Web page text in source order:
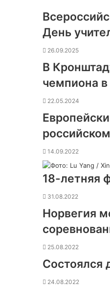
День
26.09.2025
В
чемпиона
22.05.2024
14.09.2022
18-летняя
31.08.2022
Норвегия
25.08.2022
Состоялся
24.08.2022